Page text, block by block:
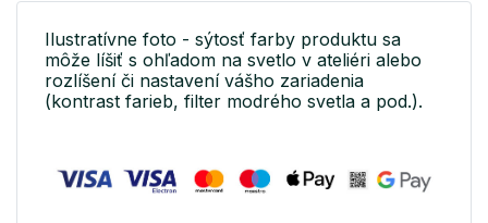
Ilustratívne foto - sýtosť farby produktu sa
môže líšiť s ohľadom na svetlo v ateliéri alebo
rozlíšení či nastavení vášho zariadenia
(kontrast farieb, filter modrého svetla a pod.).